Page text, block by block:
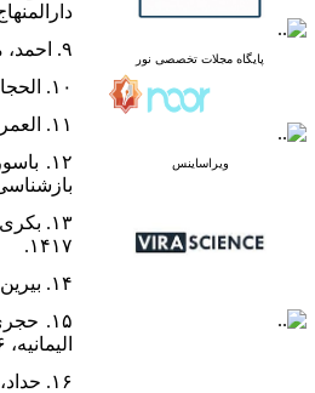
پرتال جامع علوم انسانی
بانک اطلاعات نشریات
google scholar
Academia
پایگاه مجلات تخصصی نور
ویراساینس
دارالمنهاج،
۹. احمد، محمد عبدالعال، بنورسول و بنوطاهر و علاقات الیمن الخارجیه فی عهدهما، اسکندریه، دارالمعرفه، ۱۹۸۹.
۱۰. الحجاجی، اسماعیل مصلح ابوسعید، الدوله الطاهره عوامل النهوض وأسباب السقوط، صنعاء، بی‌نا، ۲۰۱۹.
۱۱. العمری، حسین عبدالله، الأمراء العبید والممالیک فی الیمن، بیروت، دارالفکر المعاصر، ۱۴۰۹.
۱۲.
بازشناسی
۱۳.
۱۴۱۷.
۱۴. بیرین، جاکلین إکتشاف جزیره العرب، تحقیق حمد جاسر و قدری قلعجی‌، لبنان، دارالکاتب العربی، بی‌تا.
۱۵.
الیمانیه، ۱۴۱۶.
۱۶. حداد، محمد یحیی، تاریخ الیمن السیاسی، قاهره، دار الوهدان، ۱۹۶۸.